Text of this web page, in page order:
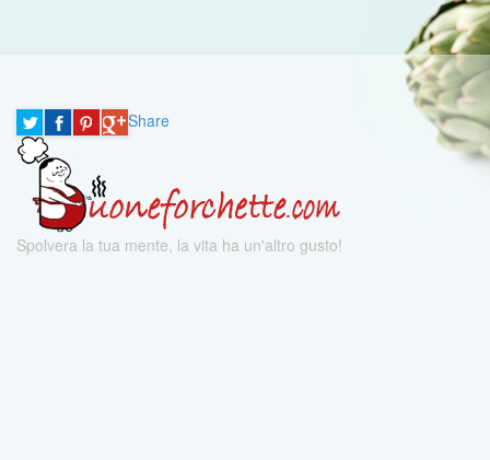
Share
Spolvera la tua mente, la vita ha un'altro gusto!